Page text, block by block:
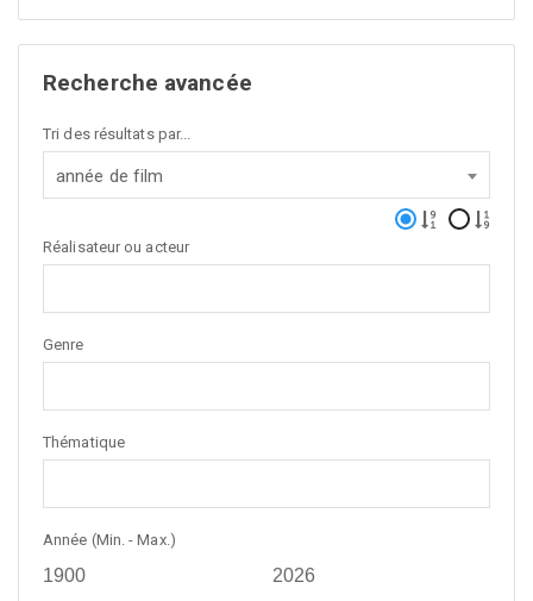
Recherche avancée
Tri des résultats par...
année de film
Réalisateur ou acteur
Genre
Thématique
Année (Min. - Max.)